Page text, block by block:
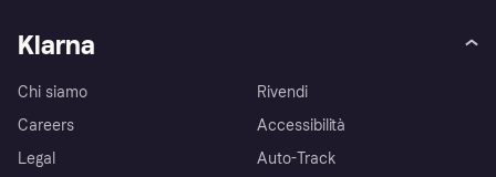
Klarna
Chi siamo
Careers
Legal
Rivendi
Accessibilità
Auto-Track